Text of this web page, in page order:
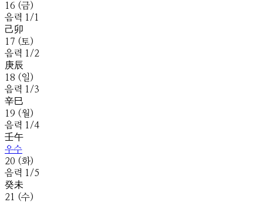
16 (금)
음력 1 /1
己卯
17 (토)
음력 1 /2
庚辰
18 (일 )
음력 1 /3
辛巳
19 (월)
음력 1 /4
壬午
우수
20 (화)
음력 1 /5
癸未
21
(수)